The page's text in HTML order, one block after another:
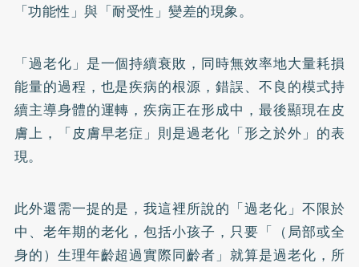
「功能性」與「耐受性」變差的現象。
「過老化」是一個持續衰敗，同時無效率地大量耗損
能量的過程，也是疾病的根源，錯誤、不良的模式持
續主導身體的運轉，疾病正在形成中，最後顯現在皮
膚上，「皮膚早老症」則是過老化「形之於外」的表
現。
此外還需一提的是，我這裡所說的「過老化」不限於
中、老年期的老化，包括小孩子，只要「（局部或全
身的）生理年齡超過實際同齡者」就算是過老化，所